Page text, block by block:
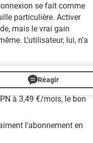
se fait comme
particulière. Activer
mais le vrai gain
L’utilisateur, lui, n’a
Réagir
à 3,49 €/mois, le bon
l'abonnement en